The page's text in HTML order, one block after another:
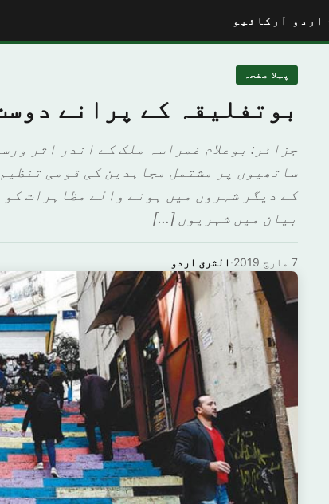
اردو آرکائیو
پہلا صفحہ
بوتفلیقہ کے پرانے
جزائر: بوعلام غمراسہ ملک کے اندر اثر
ساتھیوں پر مشتمل مجاہدین کی قومی
کے دیگر شہروں میں ہونے والے مظاہرات
بیان میں شہریوں […]
الشرق اردو · 7 مارچ 2019